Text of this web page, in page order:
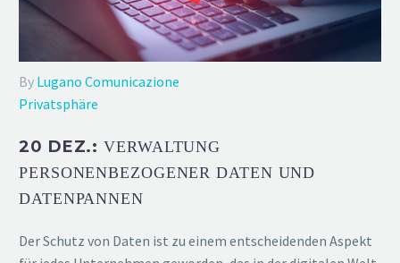
By Lugano Comunicazione
Privatsphäre
20 DEZ.:VERWALTUNG
PERSONENBEZOGENER DATEN UND
DATENPANNEN
Der Schutz von Daten ist zu einem entscheidenden Aspekt